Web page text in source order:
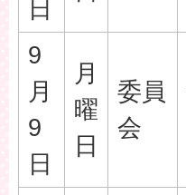
日
9
月
9
日
月
曜
日
委員
会